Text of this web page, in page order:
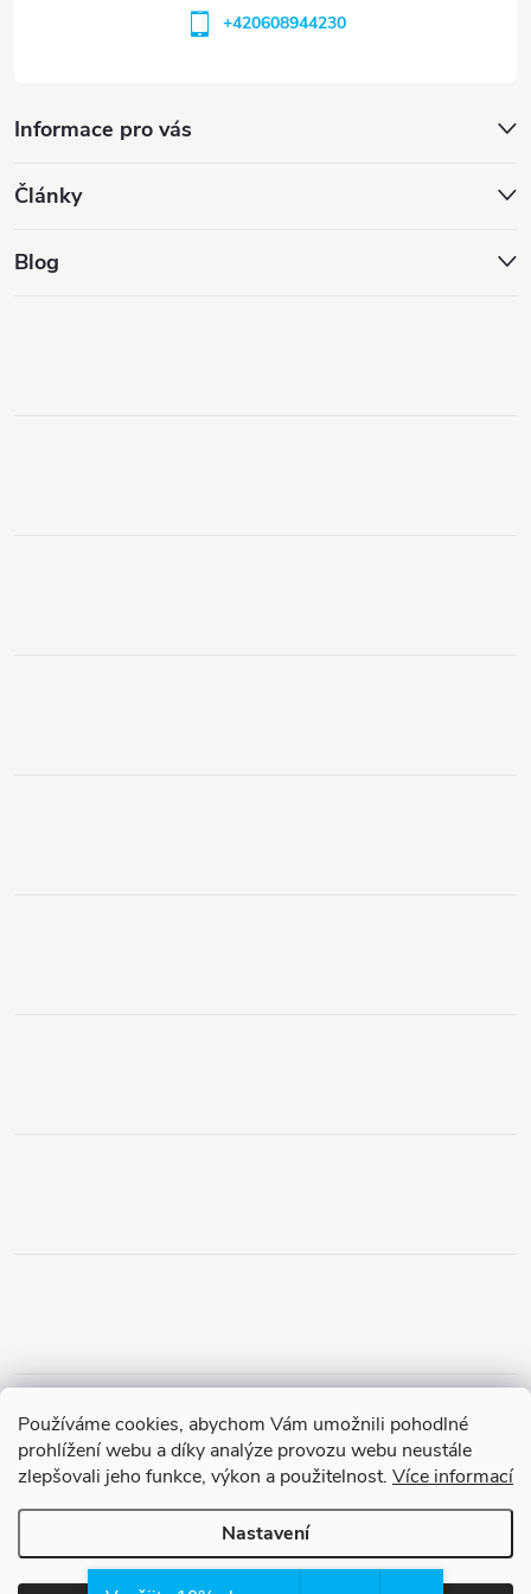
Používáme cookies, abychom Vám umožnili pohodlné
prohlížení webu a díky analýze provozu webu neustále
zlepšovali jeho funkce, výkon a použitelnost. Více informací
Nastavení
Informace pro vás
Články
Blog
+420608944230
Zásady ochrany osobních údajů
Doprava a platba Tříletá záruka
Copyright 2026 . Všechna práva vyhrazena.